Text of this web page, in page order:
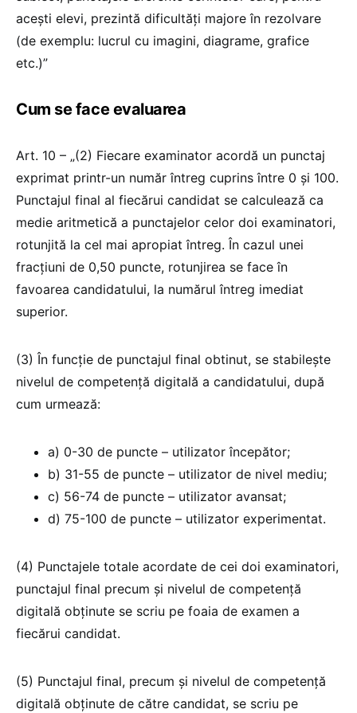
aceşti elevi, prezintă dificultăți majore în rezolvare
(de exemplu: lucrul cu imagini, diagrame, grafice
etc.)”
Cum se face evaluarea
Art. 10 – „(2) Fiecare examinator acordă un punctaj
exprimat printr-un număr întreg cuprins între 0 şi 100.
Punctajul final al fiecărui candidat se calculează ca
medie aritmetică a punctajelor celor doi examinatori,
rotunjită la cel mai apropiat întreg. În cazul unei
fracțiuni de 0,50 puncte, rotunjirea se face în
favoarea candidatului, la numărul întreg imediat
superior.
(3) În funcție de punctajul final obtinut, se stabileşte
nivelul de competență digitală a candidatului, după
cum urmează:
a) 0-30 de puncte – utilizator începător;
b) 31-55 de puncte – utilizator de nivel mediu;
c) 56-74 de puncte – utilizator avansat;
d) 75-100 de puncte – utilizator experimentat.
(4) Punctajele totale acordate de cei doi examinatori,
punctajul final precum şi nivelul de competenţă
digitală obținute se scriu pe foaia de examen a
fiecărui candidat.
(5) Punctajul final, precum şi nivelul de competență
digitală obţinute de către candidat, se scriu pe